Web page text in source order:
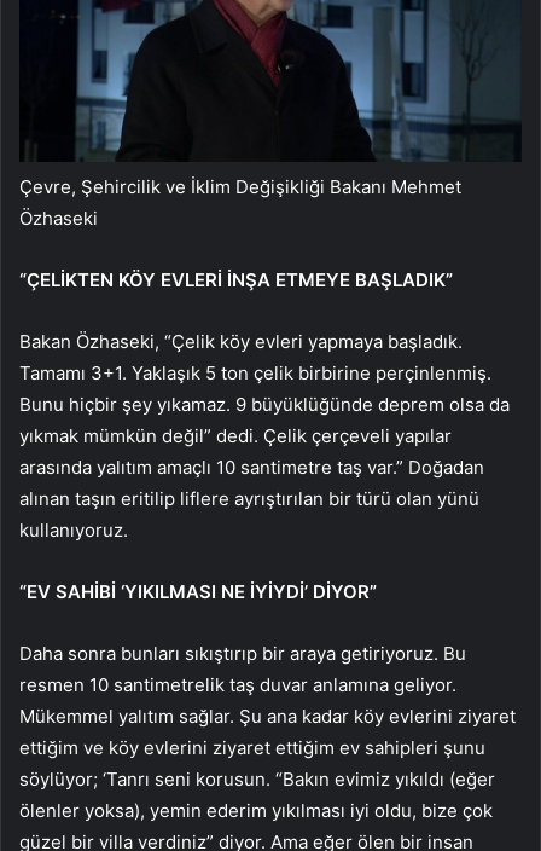
Çevre, Şehircilik ve İklim Değişikliği Bakanı Mehmet
Özhaseki
“ÇELİKTEN KÖY EVLERİ İNŞA ETMEYE BAŞLADIK”
Bakan Özhaseki, “Çelik köy evleri yapmaya başladık.
Tamamı 3+1. Yaklaşık 5 ton çelik birbirine perçinlenmiş.
Bunu hiçbir şey yıkamaz. 9 büyüklüğünde deprem olsa da
yıkmak mümkün değil” dedi. Çelik çerçeveli yapılar
arasında yalıtım amaçlı 10 santimetre taş var.” Doğadan
alınan taşın eritilip liflere ayrıştırılan bir türü olan yünü
kullanıyoruz.
“EV SAHİBİ ‘YIKILMASI NE İYİYDİ’ DİYOR”
Daha sonra bunları sıkıştırıp bir araya getiriyoruz. Bu
resmen 10 santimetrelik taş duvar anlamına geliyor.
Mükemmel yalıtım sağlar. Şu ana kadar köy evlerini ziyaret
ettiğim ve köy evlerini ziyaret ettiğim ev sahipleri şunu
söylüyor; ‘Tanrı seni korusun. “Bakın evimiz yıkıldı (eğer
ölenler yoksa), yemin ederim yıkılması iyi oldu, bize çok
güzel bir villa verdiniz” diyor. Ama eğer ölen bir insan